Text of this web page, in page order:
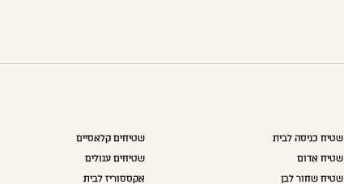
שטיח כניסה לבית
שטיח אדום
שטיח שחור לבן
שטיחים קלאסיים
שטיחים עגולים
אקססוריז לבית